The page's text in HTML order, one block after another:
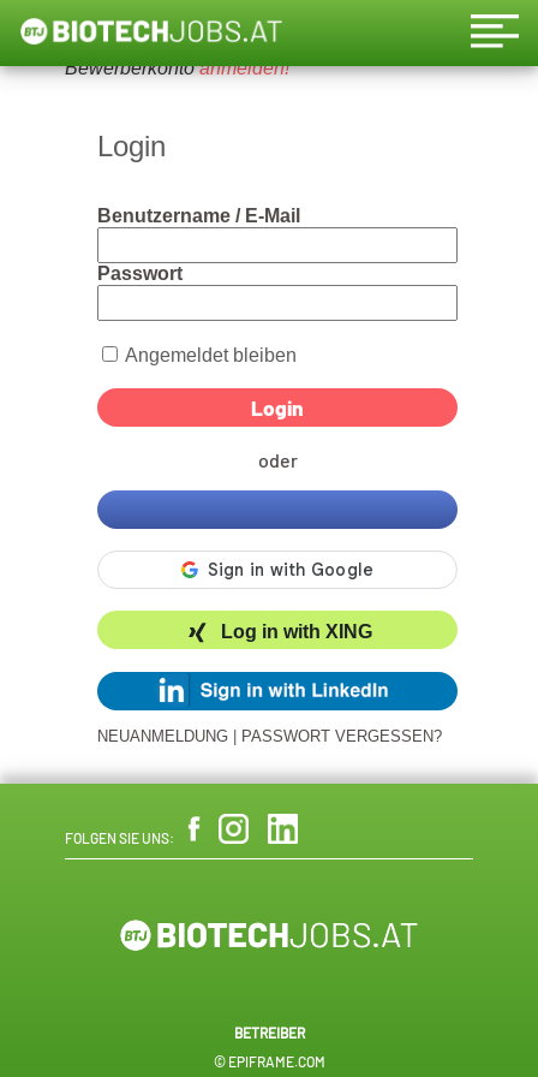
Um diese Funktion nutzen zu können, bitte ein
Bewerberkontoanmelden!
Login
Benutzername / E-Mail
Passwort
Angemeldet bleiben
oder
Log in with XING
NEUANMELDUNG PASSWORT VERGESSEN?
FOLGEN SIE UNS:
BETREIBER
© EPIFRAME.COM